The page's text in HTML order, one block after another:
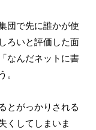
団で先に誰かが使
ろいと評価した面
なんだネットに書
とがっかりされる
くしてしまいま